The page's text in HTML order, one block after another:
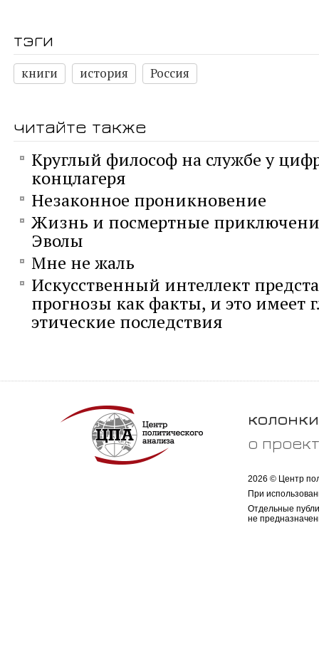
тэги
книги история Россия
читайте также
Круглый философ на службе у
концлагеря
Незаконное проникновение
Жизнь и посмертные
Эволы
Мне не жаль
Искусственный интеллект
прогнозы как факты, и это имеет
этические последствия
колонки
о
2026 © Центр
При
Отдельные
не